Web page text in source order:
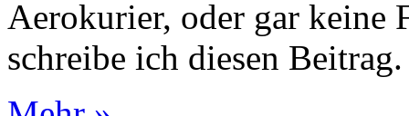
Aerokurier, oder gar keine
schreibe ich diesen